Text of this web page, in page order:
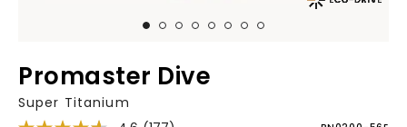
Promaster Dive
Super Titanium